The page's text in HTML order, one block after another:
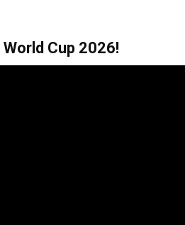
Cup 2026!